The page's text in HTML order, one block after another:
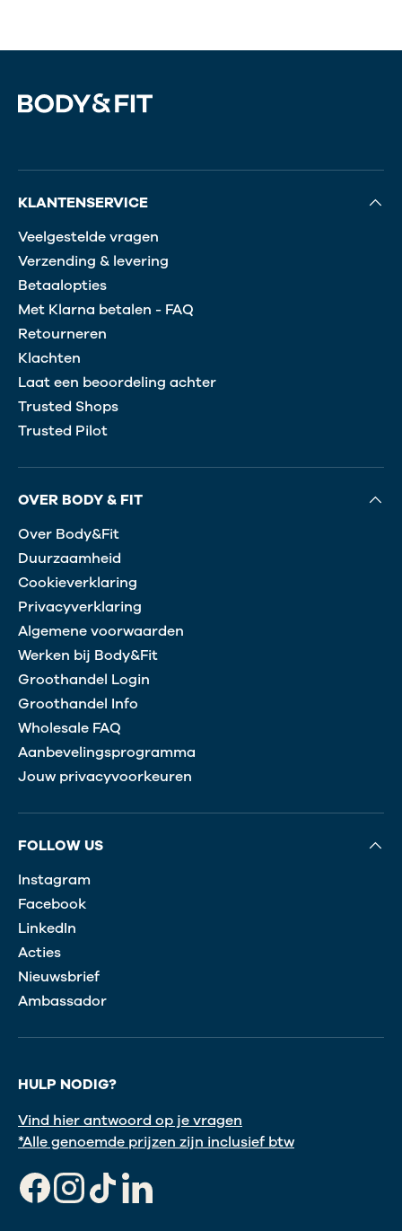
KLANTENSERVICE
Veelgestelde vragen
Verzending & levering
Betaalopties
Met Klarna betalen - FAQ
Retourneren
Klachten
Laat een beoordeling achter
Trusted Shops
Trusted Pilot
OVER BODY & FIT
Over Body&Fit
Duurzaamheid
Cookieverklaring
Privacyverklaring
Algemene voorwaarden
Werken bij Body&Fit
Groothandel Login
Groothandel Info
Wholesale FAQ
Aanbevelingsprogramma
Jouw privacyvoorkeuren
FOLLOW US
Instagram
Facebook
LinkedIn
Acties
Nieuwsbrief
Ambassador
HULP NODIG?
Vind hier antwoord op je vragen
*Alle genoemde prijzen zijn inclusief btw
FacebookInstagram
TikTokLinkedIn